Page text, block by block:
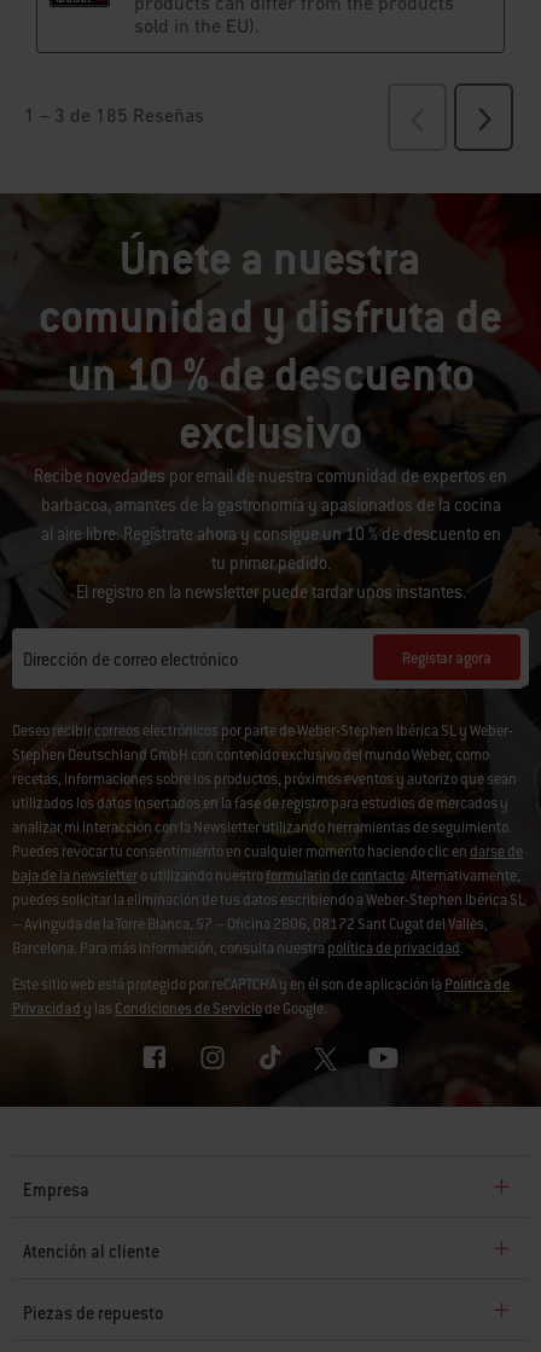
Únete a nuestra
comunidad y disfruta de
un 10 % de descuento
exclusivo
Recibe novedades por email de nuestra comunidad de expertos en
barbacoa, amantes de la gastronomía y apasionados de la cocina
al aire libre. Regístrate ahora y consigue un 10 % de descuento en
tu primer pedido.
El registro en la newsletter puede tardar unos instantes.
Dirección de correo electrónico Registar agora
Deseo recibir correos electrónicos por parte de Weber-Stephen Ibérica SL y Weber-
Stephen Deutschland GmbH con contenido exclusivo del mundo Weber, como
recetas, informaciones sobre los productos, próximos eventos y autorizo que sean
utilizados los datos insertados en la fase de registro para estudios de mercados y
analizar mi interacción con la Newsletter utilizando herramientas de seguimiento.
Puedes revocar tu consentimiento en cualquier momento haciendo clic en darse de
baja de la newslettero utilizando nuestroformulario de contacto. Alternativamente,
puedes solicitar la eliminación de tus datos escribiendo a Weber-Stephen Ibérica SL
– Avinguda de la Torre Blanca, 57 – Oficina 2B06, 08172 Sant Cugat del Vallès,
Barcelona. Para más información, consulta nuestra política de privacidad.
Este sitio web está protegido por reCAPTCHA y en él son de aplicación laPolítica de
Privacidad y las Condiciones de Serviciode Google.
Empresa
Atención al cliente
Piezas de repuesto